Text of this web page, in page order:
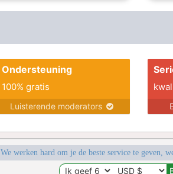
Ondersteuning
100% gratis
Luisterende moderators
We werken hard om je de beste service te geven,